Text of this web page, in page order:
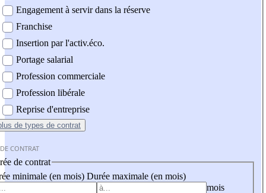
Engagement à servir dans la réserve
Franchise
Insertion par l'activ.éco.
Portage salarial
Profession commerciale
Profession libérale
Reprise d'entreprise
de types de contrat
CONTRAT
de contrat
minimale (en mois) Durée maximale (en mois)
mois